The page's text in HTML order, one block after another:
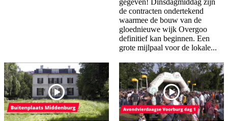
gegeven! Dinsdagmiddag zijn
de contracten ondertekend
waarmee de bouw van de
gloednieuwe wijk Overgoo
definitief kan beginnen. Een
grote mijlpaal voor de lokale...